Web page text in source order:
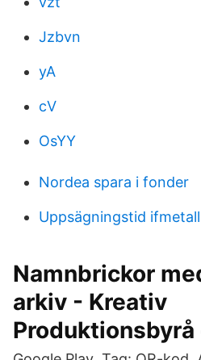
Jzbvn
yA
cV
OsYY
Nordea spara i fonder
Uppsägningstid ifmetall
Namnbrickor
arkiv - Kreativ
Produktionsbyrå